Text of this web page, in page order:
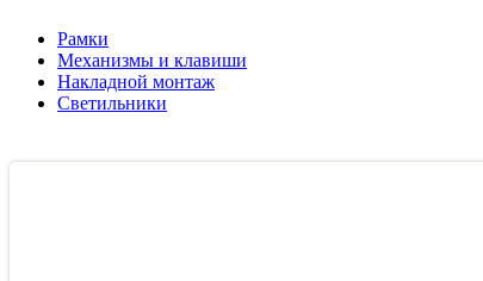
Рамки
Механизмы и клавиши
Накладной монтаж
Светильники